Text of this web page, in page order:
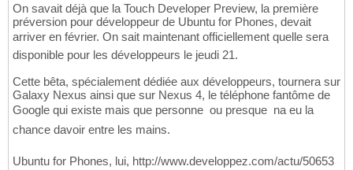
On savait déjà que la Touch Developer Preview, la première
préversion pour développeur de Ubuntu for Phones, devait
arriver en février. On sait maintenant officiellement quelle sera
disponible pour les développeurs le jeudi 21.
Cette bêta, spécialement dédiée aux développeurs, tournera sur
Galaxy Nexus ainsi que sur Nexus 4, le téléphone fantôme de
Google qui existe mais que personne  ou presque  na eu la
chance davoir entre les mains.
Ubuntu for Phones, lui, http://www.developpez.com/actu/50653